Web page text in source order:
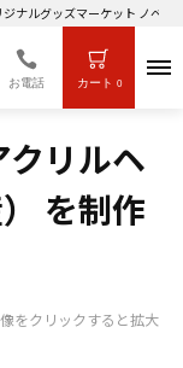
ナルグッズマーケット ノベ
お電話 カート 0
クリルヘ
を制作
をクリックすると拡大